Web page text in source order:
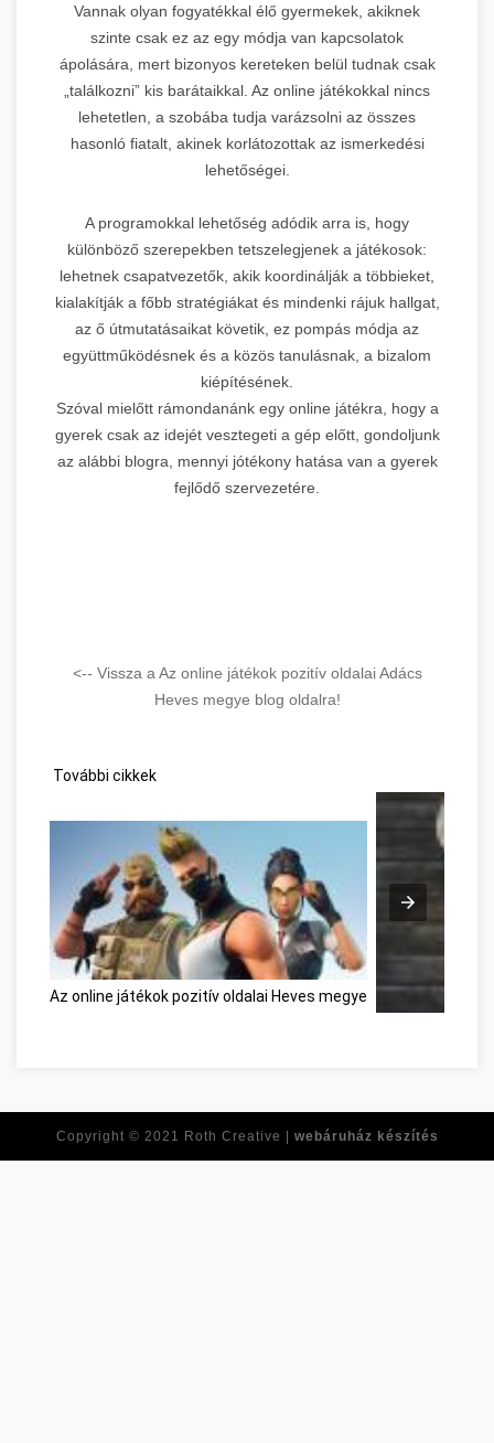
Vannak olyan fogyatékkal élő gyermekek, akiknek
szinte csak ez az egy módja van kapcsolatok
ápolására, mert bizonyos kereteken belül tudnak csak
„találkozni” kis barátaikkal. Az online játékokkal nincs
lehetetlen, a szobába tudja varázsolni az összes
hasonló fiatalt, akinek korlátozottak az ismerkedési
lehetőségei.
A programokkal lehetőség adódik arra is, hogy
különböző szerepekben tetszelegjenek a játékosok:
lehetnek csapatvezetők, akik koordinálják a többieket,
kialakítják a főbb stratégiákat és mindenki rájuk hallgat,
az ő útmutatásaikat követik, ez pompás módja az
együttműködésnek és a közös tanulásnak, a bizalom
kiépítésének.
Szóval mielőtt rámondanánk egy online játékra, hogy a
gyerek csak az idejét vesztegeti a gép előtt, gondoljunk
az alábbi blogra, mennyi jótékony hatása van a gyerek
fejlődő szervezetére.
<-- Vissza a Az online játékok pozitív oldalai Adács
Heves megye blog oldalra!
További cikkek
Az online játékok pozitív oldalai Heves megye
Copyright © 2021 Roth Creative | webáruház készítés